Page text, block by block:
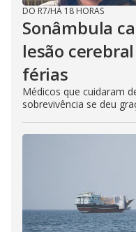
DO R7/HÁ 18 HORAS
Sonâmbula
lesão
férias
Médicos que cuidaram
sobrevivência se deu